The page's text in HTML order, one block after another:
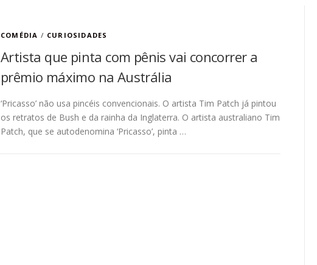
COMÉDIA / CURIOSIDADES
Artista que pinta com pênis vai concorrer a
prêmio máximo na Austrália
‘Pricasso’ não usa pincéis convencionais. O artista Tim Patch já pintou
os retratos de Bush e da rainha da Inglaterra. O artista australiano Tim
Patch, que se autodenomina ‘Pricasso’, pinta …